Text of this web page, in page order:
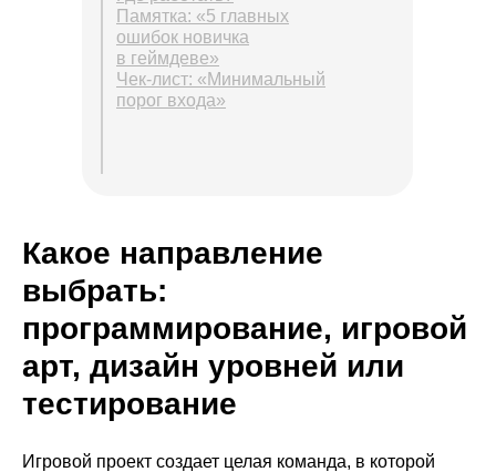
Памятка: «5 главных
ошибок новичка
в геймдеве»
Чек-лист: «Минимальный
порог входа»
Какое направление
выбрать:
программирование, игровой
арт, дизайн уровней или
тестирование
Игровой проект создает целая команда, в которой